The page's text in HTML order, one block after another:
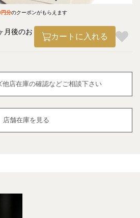
分のクーポンがもらえます
月後のお
カートに入れる
他店在庫の確認などご相談下さい
店舗在庫を見る